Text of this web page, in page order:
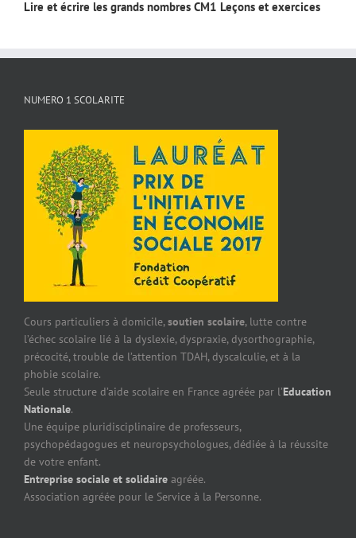
Lire et écrire les grands nombres CM1 Leçons et exercices
NUMERO 1 SCOLARITE
Cours particuliers à domicile,soutien scolaire, lutte contre
l’échec scolaire lié à la dyslexie, dyspraxie, dysorthographie,
précocité, trouble de l’attention TDAH, dyscalculie, et à la
phobie scolaire.
Seule structure d’aide scolaire en France agréée par l’Education
Nationale.
Une équipe pluridisciplinaire de professeurs,
psychopédagogues et neuropsychologues, dédiée à la réussite
de votre enfant.
Entreprise sociale et solidaire agréée.
Association agréée pour le Service à la Personne.